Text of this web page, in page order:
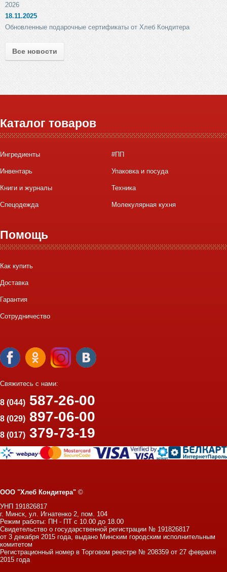
2026
18.11.2025
Обновленные подарочные сертификаты от Хлеб Кондитера
Все новости
Каталог товаров
Ингредиенты #ПП
Инвентарь Упаковка и посуда
Книги и журналы Техника
Спецодежда Молекулярная кухня
Помощь
Как купить
Доставка
Гарантия
Сотрудничество
Свяжитесь с нами:
8 (044) 587-26-00
8 (029) 897-06-00
8 (017) 379-73-19
ООО "Хлеб Кондитера" ©
УНП 191826817
г. Минск, ул. Игнатенко 2, пом. 104
Режим работы: ПН - ПТ с 10.00 до 18.00
Свидетельство о государственной регистрации № 191826817
от 3 декабря 2015 года, выдано Минским городским исполнительным
комитетом
Регистрационный номер в Торговом реестре № 208359 от 27 февраля
2015 года